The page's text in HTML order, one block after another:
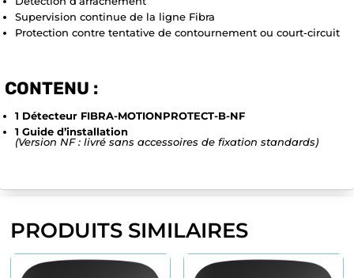
Supervision continue de la ligne Fibra
Protection contre tentative de contournement ou court-circuit
CONTENU :
1 Détecteur FIBRA-MOTIONPROTECT-B-NF
1 Guide d’installation
(Version NF : livré sans accessoires de fixation standards)
PRODUITS SIMILAIRES